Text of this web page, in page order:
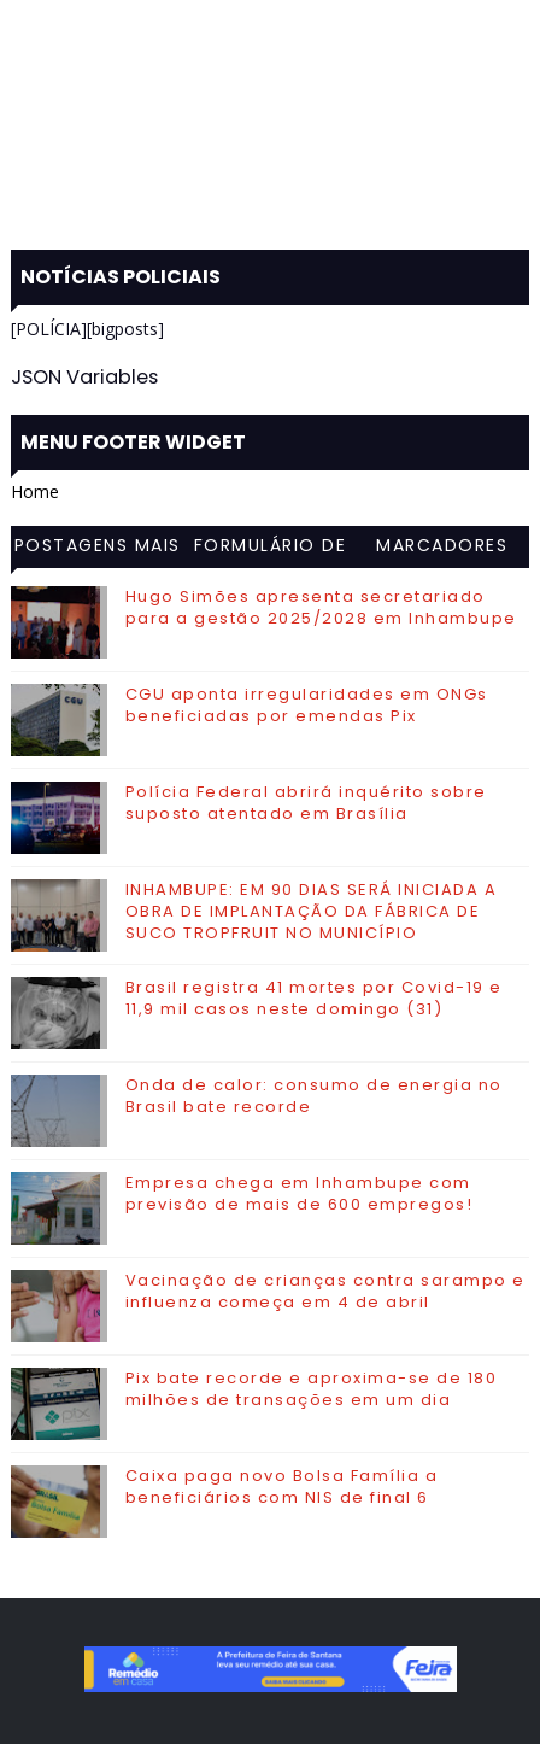
NOTÍCIAS POLICIAIS
[POLÍCIA][bigposts]
JSON Variables
MENU FOOTER WIDGET
Home
POSTAGENS MAIS
VISITADAS
FORMULÁRIO DE
MARCADORES
Hugo Simões apresenta secretariado
para a gestão 2025/2028 em Inhambupe
CGU aponta irregularidades em ONGs
beneficiadas por emendas Pix
Polícia Federal abrirá inquérito sobre
suposto atentado em Brasília
INHAMBUPE: EM 90 DIAS SERÁ INICIADA A
OBRA DE IMPLANTAÇÃO DA FÁBRICA DE
SUCO TROPFRUIT NO MUNICÍPIO
Brasil registra 41 mortes por Covid-19 e
11,9 mil casos neste domingo (31)
Onda de calor: consumo de energia no
Brasil bate recorde
Empresa chega em Inhambupe com
previsão de mais de 600 empregos!
Vacinação de crianças contra sarampo e
influenza começa em 4 de abril
Pix bate recorde e aproxima-se de 180
milhões de transações em um dia
Caixa paga novo Bolsa Família a
beneficiários com NIS de final 6